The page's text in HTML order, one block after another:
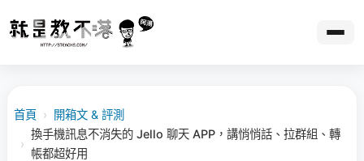
首頁 › 開箱文 & 評測
›
換手機訊息不消失的 Jello 聊天 APP，講悄悄話、拉群組、轉
帳都超好用